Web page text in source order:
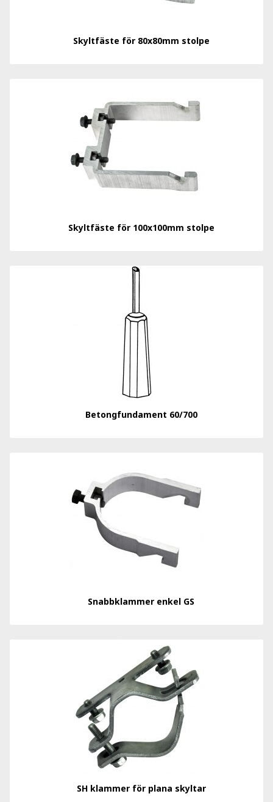
Skyltfäste för 80x80mm stolpe
Skyltfäste för 100x100mm stolpe
Betongfundament 60/700
Snabbklammer enkel GS
SH klammer för plana skyltar